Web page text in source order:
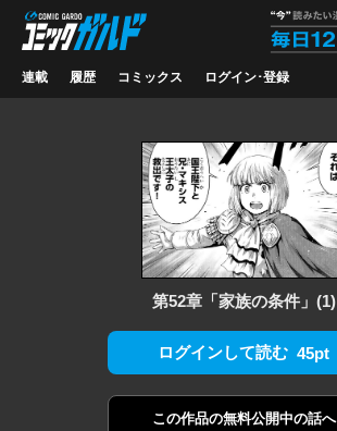
コミックガルド
連載 履歴 コミックス ログイン･登録
第52章「家族の条件」(1)
ログインして読む 45pt
この作品の無料公開中の話へ